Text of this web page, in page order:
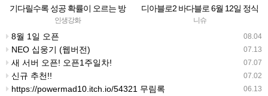
기다릴수록 성공 확률이 오르는 방
치형 강화 RPG — 인생강화 ※8월
초 오픈 예정 (현재 CBT 중)
인생강화
디아블로2 바다블로 6월 12일 정식
오픈!
니슈
08.04
8월 1일 오픈
07.13
NEO 십웅기 (웹버전)
07.07
새 서버 오픈! 오픈1주일차!
07.02
신규 추천!!
06.13
https://powermad10.itch.io/54321 무림록